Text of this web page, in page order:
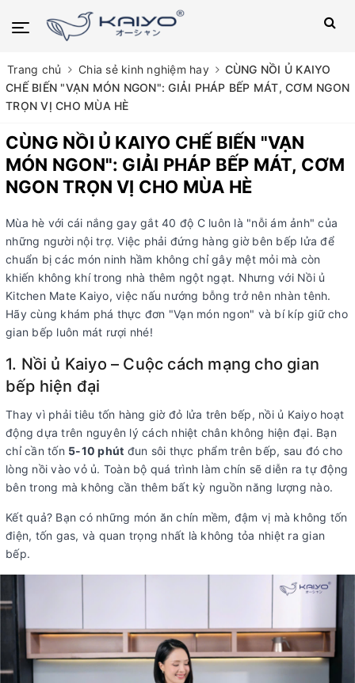
Trang chủ Chia sẻ kinh nghiệm hay
CÙNG NỒI Ủ KAIYO
CHẾ BIẾN "VẠN MÓN NGON": GIẢI PHÁP BẾP MÁT, CƠM NGON
TRỌN VỊ CHO MÙA HÈ
CÙNG NỒI Ủ KAIYO CHẾ BIẾN "VẠN
MÓN NGON": GIẢI PHÁP BẾP MÁT, CƠM
NGON TRỌN VỊ CHO MÙA HÈ
Mùa hè với cái nắng gay gắt 40 độ C luôn là "nỗi ám ảnh" của
những người nội trợ. Việc phải đứng hàng giờ bên bếp lửa để
chuẩn bị các món ninh hầm không chỉ gây mệt mỏi mà còn
khiến không khí trong nhà thêm ngột ngạt. Nhưng với Nồi ủ
Kitchen Mate Kaiyo, việc nấu nướng bỗng trở nên nhàn tênh.
Hãy cùng khám phá thực đơn "Vạn món ngon" và bí kíp giữ cho
gian bếp luôn mát rượi nhé!
1. Nồi ủ Kaiyo – Cuộc cách mạng cho gian
bếp hiện đại
Thay vì phải tiêu tốn hàng giờ đỏ lửa trên bếp, nồi ủ Kaiyo hoạt
động dựa trên nguyên lý cách nhiệt chân không hiện đại. Bạn
chỉ cần tốn 5-10 phút đun sôi thực phẩm trên bếp, sau đó cho
lòng nồi vào vỏ ủ. Toàn bộ quá trình làm chín sẽ diễn ra tự động
bên trong mà không cần thêm bất kỳ nguồn năng lượng nào.
Kết quả? Bạn có những món ăn chín mềm, đậm vị mà không tốn
điện, tốn gas, và quan trọng nhất là không tỏa nhiệt ra gian
bếp.